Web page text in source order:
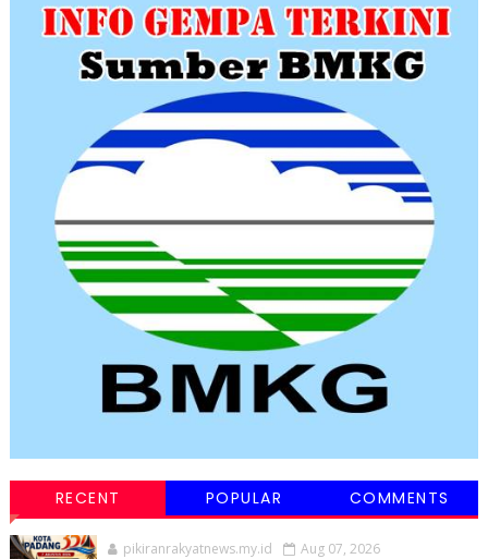
RECENT POPULAR COMMENTS
pikiranrakyatnews.my.id Aug 07, 2026